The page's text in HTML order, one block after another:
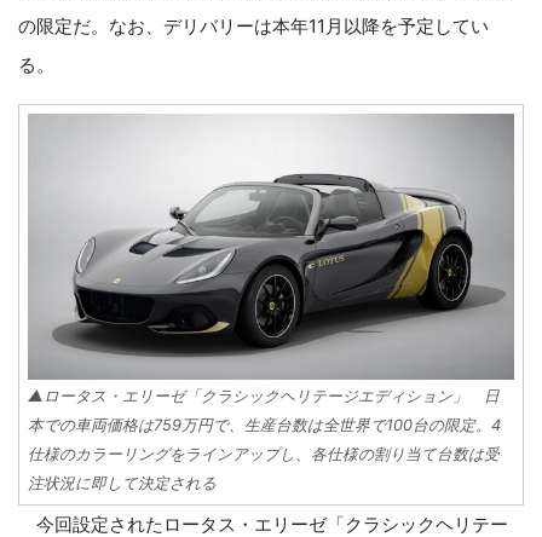
の限定だ。なお、デリバリーは本年11月以降を予定してい
る。
▲ロータス・エリーゼ「クラシックヘリテージエディション」 日
本での車両価格は759万円で、生産台数は全世界で100台の限定。4
仕様のカラーリングをラインアップし、各仕様の割り当て台数は受
注状況に即して決定される
今回設定されたロータス・エリーゼ「クラシックヘリテー